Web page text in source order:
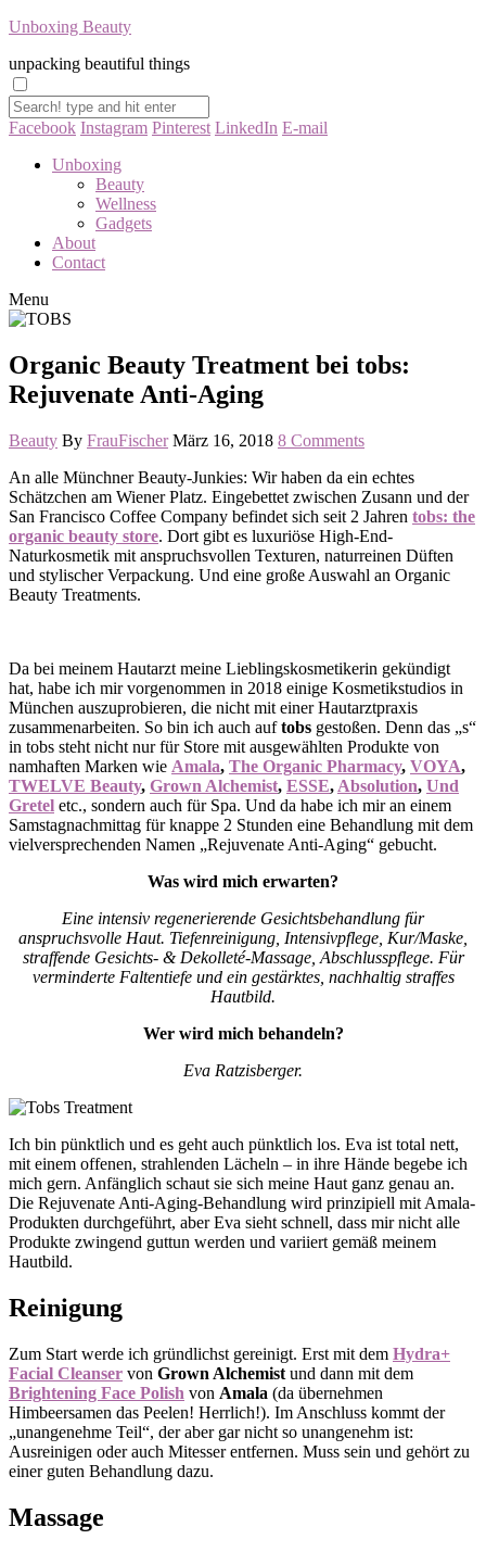
Unboxing Beauty
unpacking beautiful things
Facebook Instagram Pinterest LinkedIn E-mail
Unboxing
Beauty
Wellness
Gadgets
About
Contact
Menu
Organic Beauty Treatment bei tobs:
Rejuvenate Anti-Aging
Beauty By FrauFischer März 16, 2018 8 Comments
An alle Münchner Beauty-Junkies: Wir haben da ein echtes
Schätzchen am Wiener Platz. Eingebettet zwischen Zusann und der
San Francisco Coffee Company befindet sich seit 2 Jahren tobs: the
organic beauty store. Dort gibt es luxuriöse High-End-
Naturkosmetik mit anspruchsvollen Texturen, naturreinen Düften
und stylischer Verpackung. Und eine große Auswahl an Organic
Beauty Treatments.
Da bei meinem Hautarzt meine Lieblingskosmetikerin gekündigt
hat, habe ich mir vorgenommen in 2018 einige Kosmetikstudios in
München auszuprobieren, die nicht mit einer Hautarztpraxis
zusammenarbeiten. So bin ich auch auftobs gestoßen. Denn das „s“
in tobs steht nicht nur für Store mit ausgewählten Produkte von
namhaften Marken wie Amala, The Organic Pharmacy, VOYA,
TWELVE Beauty, Grown Alchemist, ESSE, Absolution, Und
Gretel etc., sondern auch für Spa. Und da habe ich mir an einem
Samstagnachmittag für knappe 2 Stunden eine Behandlung mit dem
vielversprechenden Namen „Rejuvenate Anti-Aging“ gebucht.
Was wird mich erwarten?
Eine intensiv regenerierende Gesichtsbehandlung für
anspruchsvolle Haut. Tiefenreinigung, Intensivpflege, Kur/Maske,
straffende Gesichts- & Dekolleté-Massage, Abschlusspflege. Für
verminderte Faltentiefe und ein gestärktes, nachhaltig straffes
Hautbild.
Wer wird mich behandeln?
Eva Ratzisberger.
Ich bin pünktlich und es geht auch pünktlich los. Eva ist total nett,
mit einem offenen, strahlenden Lächeln – in ihre Hände begebe ich
mich gern. Anfänglich schaut sie sich meine Haut ganz genau an.
Die Rejuvenate Anti-Aging-Behandlung wird prinzipiell mit Amala-
Produkten durchgeführt, aber Eva sieht schnell, dass mir nicht alle
Produkte zwingend guttun werden und variiert gemäß meinem
Hautbild.
Reinigung
Zum Start werde ich gründlichst gereinigt. Erst mit dem Hydra+
Facial Cleanser von Grown Alchemist und dann mit dem
Brightening Face Polish von Amala (da übernehmen
Himbeersamen das Peelen! Herrlich!). Im Anschluss kommt der
„unangenehme Teil“, der aber gar nicht so unangenehm ist:
Ausreinigen oder auch Mitesser entfernen. Muss sein und gehört zu
einer guten Behandlung dazu.
Massage